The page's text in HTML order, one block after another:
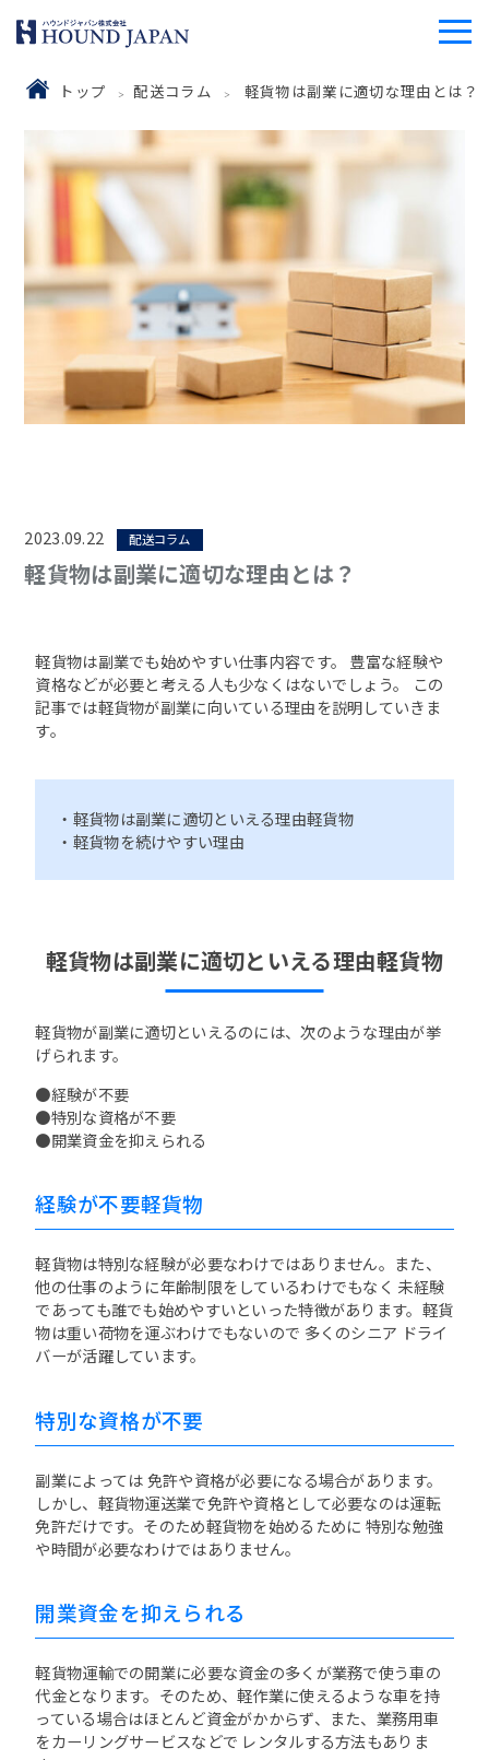
トップ 配送コラム 軽貨物は副業に適切な理由とは？
2023.09.22 配送コラム
軽貨物は副業に適切な理由とは？
軽貨物は副業でも始めやすい仕事内容です。 豊富な経験や
資格などが必要と考える人も少なくはないでしょう。 この
記事では軽貨物が副業に向いている理由を説明していきま
す。
・軽貨物は副業に適切といえる理由軽貨物
・軽貨物を続けやすい理由
軽貨物は副業に適切といえる理由軽貨物
軽貨物が副業に適切といえるのには、次のような理由が挙
げられます。
●経験が不要
●特別な資格が不要
●開業資金を抑えられる
経験が不要軽貨物
軽貨物は特別な経験が必要なわけではありません。また、
他の仕事のように年齢制限をしているわけでもなく 未経験
であっても誰でも始めやすいといった特徴があります。軽貨
物は重い荷物を運ぶわけでもないので 多くのシニア ドライ
バーが活躍しています。
特別な資格が不要
副業によっては 免許や資格が必要になる場合があります。
しかし、軽貨物運送業で免許や資格として必要なのは運転
免許だけです。そのため軽貨物を始めるために 特別な勉強
や時間が必要なわけではありません。
開業資金を抑えられる
軽貨物運輸での開業に必要な資金の多くが業務で使う車の
代金となります。そのため、軽作業に使えるような車を持
っている場合はほとんど資金がかからず、また、業務用車
をカーリングサービスなどで レンタルする方法もありま